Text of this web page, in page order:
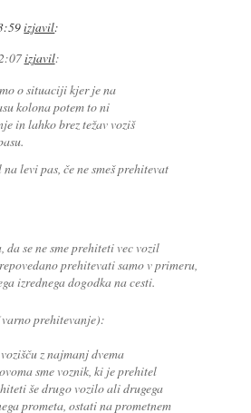
izjavil:
izjavil:
o situaciji kjer je na
kolona potem to ni
in lahko brez težav voziš
levi pas, če ne smeš prehitevat
da se ne sme prehiteti vec vozil
prehitevati samo v primeru,
izrednega dogodka na cesti.
prehitevanje):
z najmanj dvema
sme voznik, ki je prehitel
še drugo vozilo ali drugega
prometa, ostati na prometnem